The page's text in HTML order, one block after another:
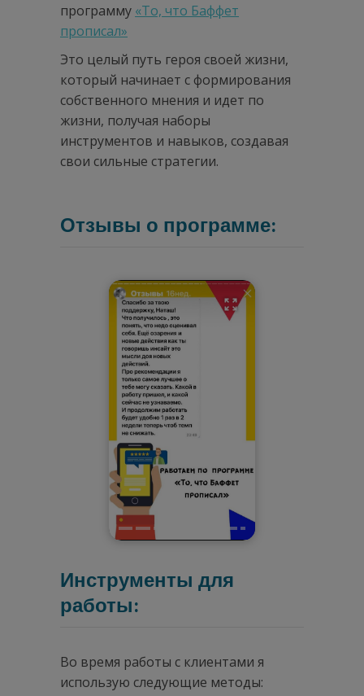
программу «То, что Баффет
прописал»
Это целый путь героя своей жизни,
который начинает с формирования
собственного мнения и идет по
жизни, получая наборы
инструментов и навыков, создавая
свои сильные стратегии.
Отзывы о программе:
Инструменты для
работы:
Во время работы с клиентами я
использую следующие методы: